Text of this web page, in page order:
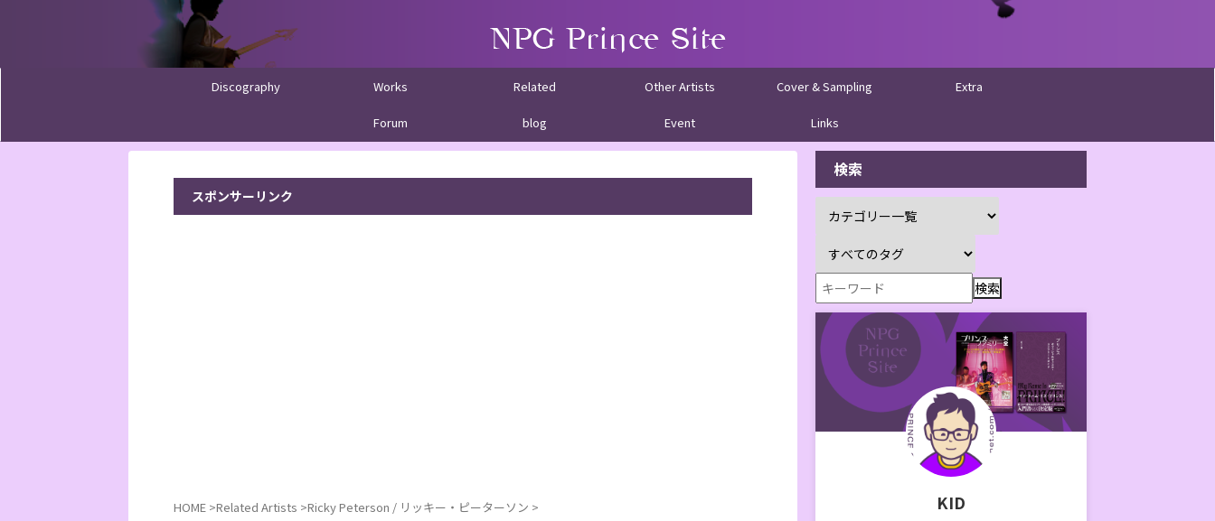
Discography Works Related Other Artists Cover & Sampling Extra
Forum blog Event Links
スポンサーリンク
HOME >Related Artists >Ricky Peterson / リッキー・ピーターソン >
検索
KID